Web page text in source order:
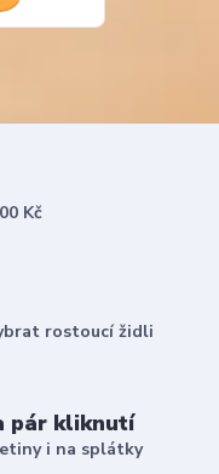
Kč
rostoucí židli
pár kliknutí
i na splátky